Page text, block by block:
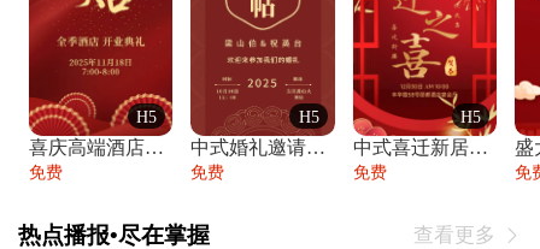
H5
喜庆高端酒店开业大吉邀请函
免费
H5
中式婚礼邀请函中国风传统复古婚礼请柬请帖
免费
H5
中式喜迁新居乔迁之喜邀请函宴会请帖
免费 免
热点播报•尽在掌握 查看更多 